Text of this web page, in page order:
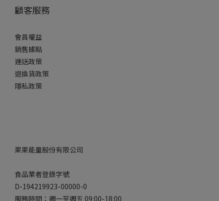
顧客服務
會員權益
銷售據點
運送政策
退換貨政策
隱私政策
果果能量股份有限公司
食品業者登錄字號
D-194219923-00000-0
服務時間：週一至週五 09:00-18:00